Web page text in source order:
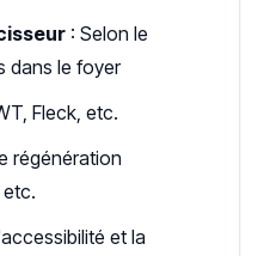
: Selon le
dans le foyer
Fleck, etc.
régénération
et la